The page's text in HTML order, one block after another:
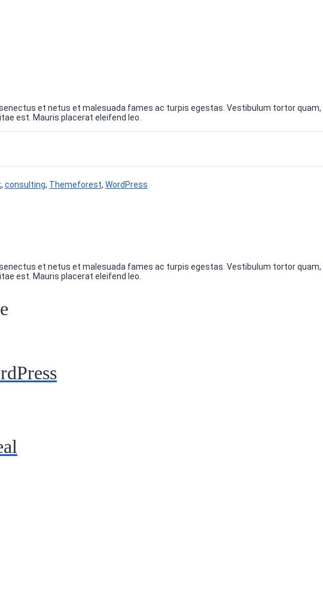
et netus et malesuada fames ac turpis egestas. Vestibulum tortor
est. Mauris placerat eleifend leo.
, consulting, Themeforest, WordPress
et netus et malesuada fames ac turpis egestas. Vestibulum tortor
est. Mauris placerat eleifend leo.